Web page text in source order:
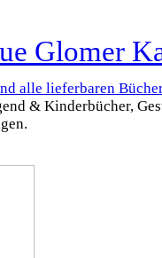
Glomer
alle lieferbaren
& Kinderbücher,